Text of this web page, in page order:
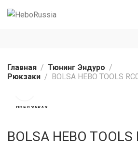
Главная
Тюнинг Эндуро
Рюкзаки
BOLSA HEBO TOOLS
ПРЕДЗАКАЗ
BOLSA HEBO TOOLS